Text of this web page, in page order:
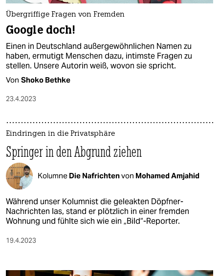
Übergriffige Fragen von Fremden
Google doch!
Einen in Deutschland außergewöhnlichen Namen zu
haben, ermutigt Menschen dazu, intimste Fragen zu
stellen. Unsere Autorin weiß, wovon sie spricht.
Von Shoko Bethke
23.4.2023
Eindringen in die Privatsphäre
Springer in den Abgrund ziehen
Kolumne Die Nafrichtenvon Mohamed Amjahid
Während unser Kolumnist die geleakten Döpfner-
Nachrichten las, stand er plötzlich in einer fremden
Wohnung und fühlte sich wie ein „Bild“-Reporter.
19.4.2023